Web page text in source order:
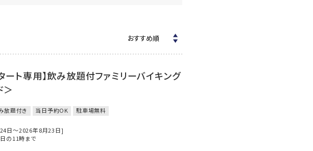
ート専用】飲み放題付ファミリーバイキング
＞
放題付き 当日予約OK 駐車場無料
日～2026年8月23日]
の11時まで